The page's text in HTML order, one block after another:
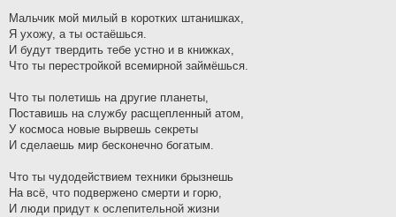
Мальчик мой милый в коротких штанишках,
Я ухожу, а ты остаёшься.
И будут твердить тебе устно и в книжках,
Что ты перестройкой всемирной займёшься.
Что ты полетишь на другие планеты,
Поставишь на службу расщепленный атом,
У космоса новые вырвешь секреты
И сделаешь мир бесконечно богатым.
Что ты чудодействием техники брызнешь
На всё, что подвержено смерти и горю,
И люди придут к ослепительной жизни